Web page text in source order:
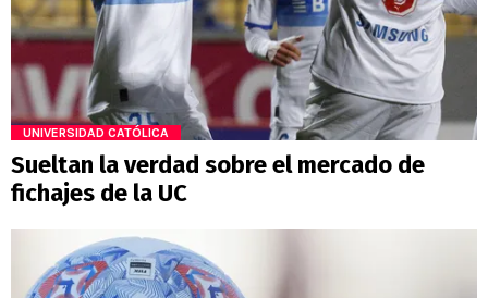
UNIVERSIDAD CATÓLICA
Sueltan la verdad sobre el mercado de
fichajes de la UC